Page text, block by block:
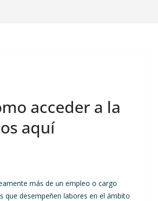
acceder a la
aquí
más de un empleo o cargo
que desempeñen labores en el ámbito